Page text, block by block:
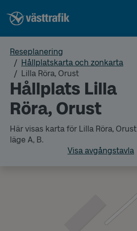
Reseplanering
Hållplatskarta och zonkarta
Lilla Röra, Orust
Hållplats Lilla
Röra, Orust
Här visas karta för Lilla Röra, Orust
läge A, B.
Visa avgångstavla